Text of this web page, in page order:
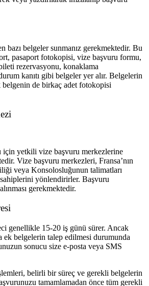
bazı belgeler sunmanız gerekmektedir. Bu
pasaport fotokopisi, vize başvuru formu,
rezervasyonu, konaklama
kanıtı gibi belgeler yer alır. Belgelerin
belgenin de birkaç adet fotokopisi
için yetkili vize başvuru merkezlerine
Vize başvuru merkezleri, Fransa’nın
veya Konsolosluğunun talimatları
yönlendirirler. Başvuru
gerekmektedir.
genellikle 15-20 iş günü sürer. Ancak
ek belgelerin talep edilmesi durumunda
sonucu size e-posta veya SMS
belirli bir süreç ve gerekli belgelerin
tamamlamadan önce tüm gerekli